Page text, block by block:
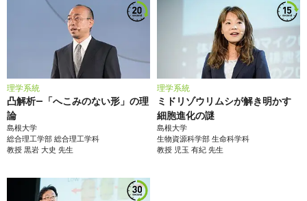
理学系統
凸解析―「へこみのない形」の理
論
島根大学
総合理工学部 総合理工学科
教授 黒岩 大史 先生
理学系統
ミドリゾウリムシが解き明かす
細胞進化の謎
島根大学
生物資源科学部 生命科学科
教授 児玉 有紀 先生